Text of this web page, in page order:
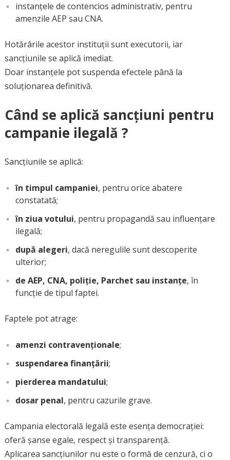
instanțele de contencios administrativ, pentru
amenzile AEP sau CNA.
Hotărârile acestor instituții sunt executorii, iar
sancțiunile se aplică imediat.
Doar instanțele pot suspenda efectele până la
soluționarea definitivă.
Când se aplică sancțiuni pentru
campanie ilegală ?
Sancțiunile se aplică:
în timpul campaniei, pentru orice abatere
constatată;
în ziua votului, pentru propagandă sau influențare
ilegală;
după alegeri, dacă neregulile sunt descoperite
ulterior;
de AEP, CNA, poliție, Parchet sau instanțe, în
funcție de tipul faptei.
Faptele pot atrage:
amenzi contravenționale;
suspendarea finanțării;
pierderea mandatului;
dosar penal, pentru cazurile grave.
Campania electorală legală este esența democrației:
oferă șanse egale, respect și transparență.
Aplicarea sancțiunilor nu este o formă de cenzură, ci o